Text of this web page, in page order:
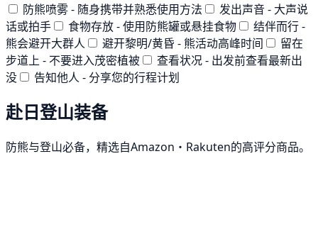
防熊喷雾 - 随身携带并熟悉使用方法
发出声音 - 大声说
话或拍手
食物存放 - 使用防熊罐或悬挂食物
结伴而行 -
熊会避开大群人
避开黎明/黄昏 - 熊活动高峰时间
留在
步道上 - 不要进入茂密植被
查看状况 - 出发前查看最新出
没
告知他人 - 分享您的行程计划
赴日登山装备
防熊与登山必备，精选自Amazon・Rakuten的高评分商品。